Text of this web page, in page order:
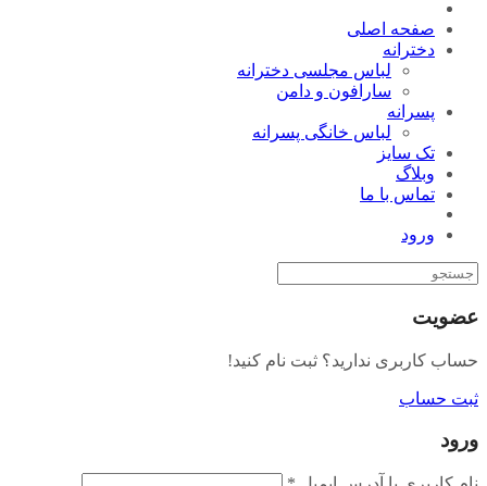
صفحه اصلی
دخترانه
لباس مجلسی دخترانه
سارافون و دامن
پسرانه
لباس خانگی پسرانه
تک سایز
وبلاگ
تماس با ما
ورود
عضویت
حساب کاربری ندارید؟ ثبت نام کنید!
ثبت حساب
ورود